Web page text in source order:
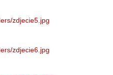
zdjecie5.jpg
zdjecie6.jpg